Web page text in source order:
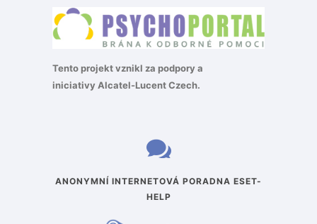
Tento projekt vznikl za podpory a
iniciativyAlcatel-Lucent Czech.
ANONYMNÍ INTERNETOVÁ PORADNA ESET-
HELP